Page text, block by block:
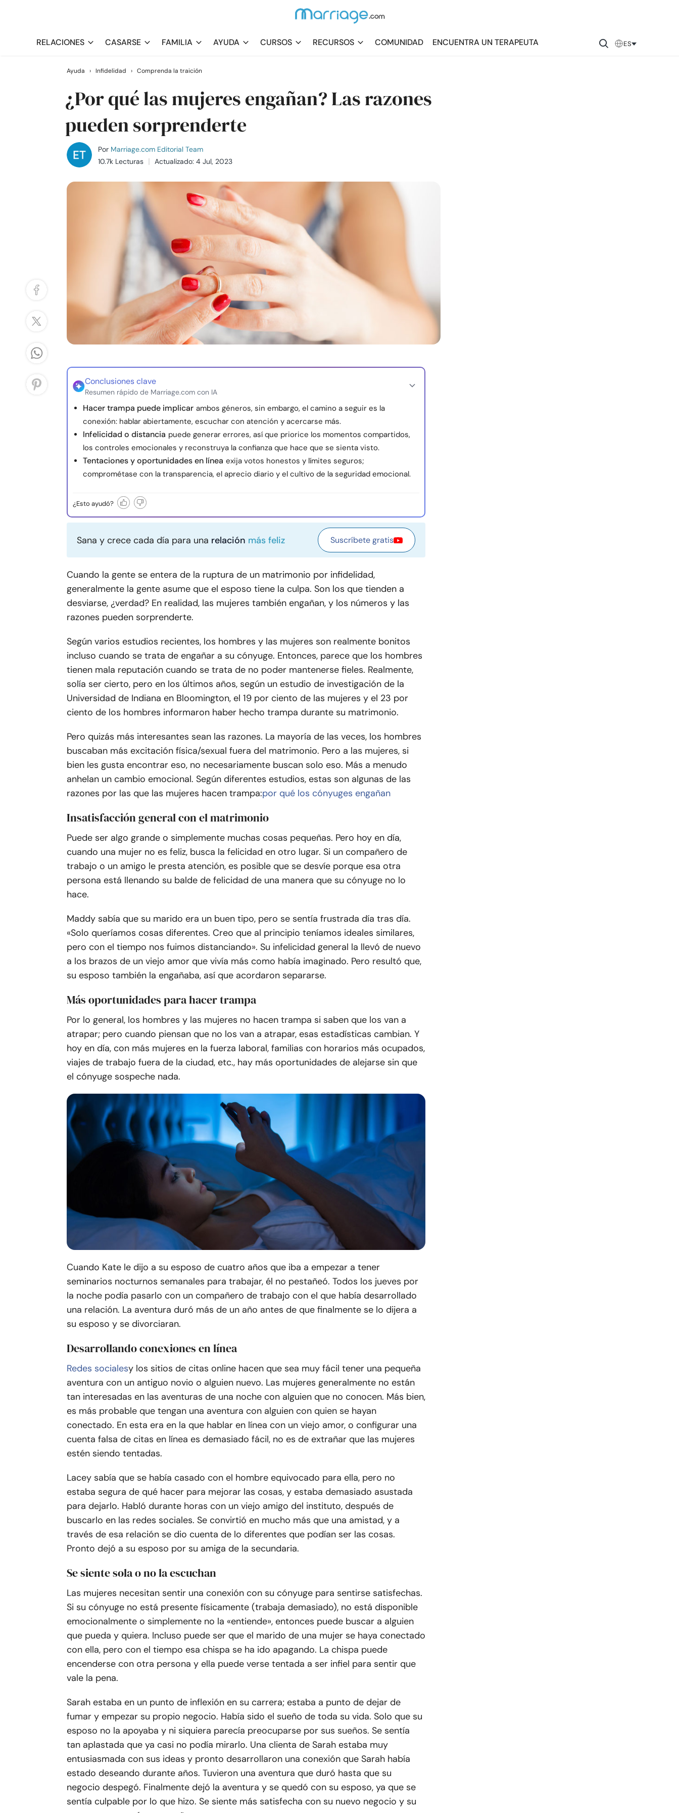
RELACIONES CASARSE FAMILIA AYUDA CURSOS RECURSOS COMUNIDAD ENCUENTRA UN TERAPEUTA ES
Ayuda › Infidelidad › Comprenda la traición
¿Por qué las mujeres engañan? Las razones
pueden sorprenderte
Por Marriage.com Editorial Team
10.7k Lecturas
Actualizado: 4 Jul, 2023
Conclusiones clave
Resumen rápido de Marriage.com con IA
Hacer trampa puede implicar ambos géneros, sin embargo, el camino a seguir es la
conexión: hablar abiertamente, escuchar con atención y acercarse más.
Infelicidad o distancia puede generar errores, así que priorice los momentos compartidos,
los controles emocionales y reconstruya la confianza que hace que se sienta visto.
Tentaciones y oportunidades en línea exija votos honestos y límites seguros;
comprométase con la transparencia, el aprecio diario y el cultivo de la seguridad emocional.
¿Esto ayudó?
Sana y crece cada día para una relación más feliz Suscríbete gratis
Cuando la gente se entera de la ruptura de un matrimonio por infidelidad,
generalmente la gente asume que el esposo tiene la culpa. Son los que tienden a
desviarse, ¿verdad? En realidad, las mujeres también engañan, y los números y las
razones pueden sorprenderte.
Según varios estudios recientes, los hombres y las mujeres son realmente bonitos
incluso cuando se trata de engañar a su cónyuge. Entonces, parece que los hombres
tienen mala reputación cuando se trata de no poder mantenerse fieles. Realmente,
solía ser cierto, pero en los últimos años, según un estudio de investigación de la
Universidad de Indiana en Bloomington, el 19 por ciento de las mujeres y el 23 por
ciento de los hombres informaron haber hecho trampa durante su matrimonio.
Pero quizás más interesantes sean las razones. La mayoría de las veces, los hombres
buscaban más excitación física/sexual fuera del matrimonio. Pero a las mujeres, si
bien les gusta encontrar eso, no necesariamente buscan solo eso. Más a menudo
anhelan un cambio emocional. Según diferentes estudios, estas son algunas de las
razones por las que las mujeres hacen trampa:por qué los cónyuges engañan
Insatisfacción general con el matrimonio
Puede ser algo grande o simplemente muchas cosas pequeñas. Pero hoy en día,
cuando una mujer no es feliz, busca la felicidad en otro lugar. Si un compañero de
trabajo o un amigo le presta atención, es posible que se desvíe porque esa otra
persona está llenando su balde de felicidad de una manera que su cónyuge no lo
hace.
Maddy sabía que su marido era un buen tipo, pero se sentía frustrada día tras día.
«Solo queríamos cosas diferentes. Creo que al principio teníamos ideales similares,
pero con el tiempo nos fuimos distanciando». Su infelicidad general la llevó de nuevo
a los brazos de un viejo amor que vivía más como había imaginado. Pero resultó que,
su esposo también la engañaba, así que acordaron separarse.
Más oportunidades para hacer trampa
Por lo general, los hombres y las mujeres no hacen trampa si saben que los van a
atrapar; pero cuando piensan que no los van a atrapar, esas estadísticas cambian. Y
hoy en día, con más mujeres en la fuerza laboral, familias con horarios más ocupados,
viajes de trabajo fuera de la ciudad, etc., hay más oportunidades de alejarse sin que
el cónyuge sospeche nada.
Cuando Kate le dijo a su esposo de cuatro años que iba a empezar a tener
seminarios nocturnos semanales para trabajar, él no pestañeó. Todos los jueves por
la noche podía pasarlo con un compañero de trabajo con el que había desarrollado
una relación. La aventura duró más de un año antes de que finalmente se lo dijera a
su esposo y se divorciaran.
Desarrollando conexiones en línea
Redes socialesy los sitios de citas online hacen que sea muy fácil tener una pequeña
aventura con un antiguo novio o alguien nuevo. Las mujeres generalmente no están
tan interesadas en las aventuras de una noche con alguien que no conocen. Más bien,
es más probable que tengan una aventura con alguien con quien se hayan
conectado. En esta era en la que hablar en línea con un viejo amor, o configurar una
cuenta falsa de citas en línea es demasiado fácil, no es de extrañar que las mujeres
estén siendo tentadas.
Lacey sabía que se había casado con el hombre equivocado para ella, pero no
estaba segura de qué hacer para mejorar las cosas, y estaba demasiado asustada
para dejarlo. Habló durante horas con un viejo amigo del instituto, después de
buscarlo en las redes sociales. Se convirtió en mucho más que una amistad, y a
través de esa relación se dio cuenta de lo diferentes que podían ser las cosas.
Pronto dejó a su esposo por su amiga de la secundaria.
Se siente sola o no la escuchan
Las mujeres necesitan sentir una conexión con su cónyuge para sentirse satisfechas.
Si su cónyuge no está presente físicamente (trabaja demasiado), no está disponible
emocionalmente o simplemente no la «entiende», entonces puede buscar a alguien
que pueda y quiera. Incluso puede ser que el marido de una mujer se haya conectado
con ella, pero con el tiempo esa chispa se ha ido apagando. La chispa puede
encenderse con otra persona y ella puede verse tentada a ser infiel para sentir que
vale la pena.
Sarah estaba en un punto de inflexión en su carrera; estaba a punto de dejar de
fumar y empezar su propio negocio. Había sido el sueño de toda su vida. Solo que su
esposo no la apoyaba y ni siquiera parecía preocuparse por sus sueños. Se sentía
tan aplastada que ya casi no podía mirarlo. Una clienta de Sarah estaba muy
entusiasmada con sus ideas y pronto desarrollaron una conexión que Sarah había
estado deseando durante años. Tuvieron una aventura que duró hasta que su
negocio despegó. Finalmente dejó la aventura y se quedó con su esposo, ya que se
sentía culpable por lo que hizo. Se siente más satisfecha con su nuevo negocio y su